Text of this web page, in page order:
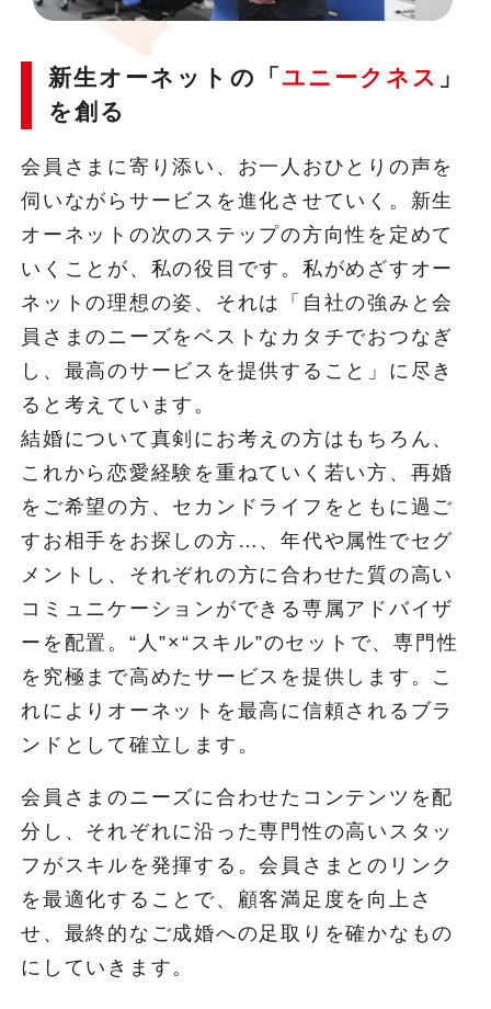
新生オーネットの「 ユニークネス 」
を創る
会員さまに寄り添い、お一人おひとりの声を
伺いながらサービスを進化させていく。新生
オーネットの次のステップの方向性を定めて
いくことが、私の役目です。私がめざすオー
ネットの理想の姿、それは「自社の強みと会
員さまのニーズをベストなカタチでおつなぎ
し、最高のサービスを提供すること」に尽き
ると考えています。
結婚について真剣にお考えの方はもちろん、
これから恋愛経験を重ねていく若い方、再婚
をご希望の方、セカンドライフをともに過ご
すお相手をお探しの方…、年代や属性でセグ
メントし、それぞれの方に合わせた質の高い
コミュニケーションができる専属アドバイザ
ーを配置。“人”×“スキル”のセットで、専門性
を究極まで高めたサービスを提供します。こ
れによりオーネットを最高に信頼されるブラ
ンドとして確立します。
会員さまのニーズに合わせたコンテンツを配
分し、それぞれに沿った専門性の高いスタッ
フがスキルを発揮する。会員さまとのリンク
を最適化することで、顧客満足度を向上さ
せ、最終的なご成婚への足取りを確かなもの
にしていきます。